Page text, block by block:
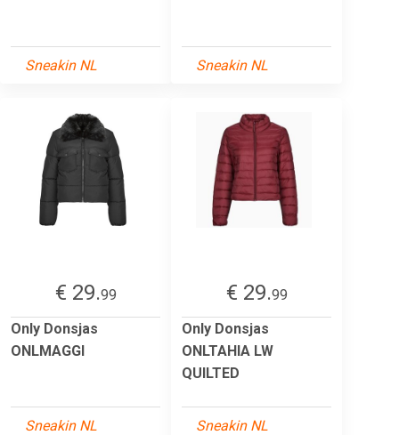
Sneakin NL Sneakin NL
€ 29.99
Only Donsjas
ONLMAGGI
Sneakin NL
€ 29.99
Only Donsjas
ONLTAHIA LW
QUILTED
Sneakin NL